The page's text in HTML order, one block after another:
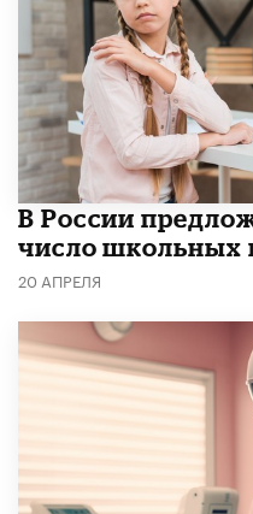
В России
число школьных
20 АПРЕЛЯ